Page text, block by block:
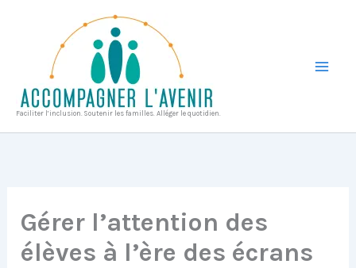
Faciliter l’inclusion. Soutenir les familles. Alléger le quotidien.
Gérer l’attention des
élèves à l’ère des écrans